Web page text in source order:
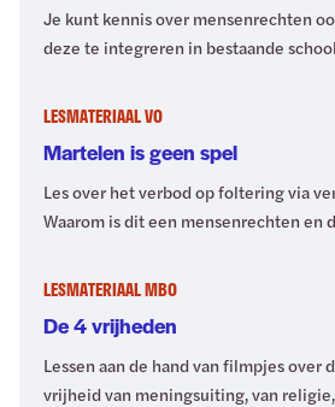
Je kunt kennis over mensenrechten
deze te integreren in bestaande
het in dit artikel.
Martelen is geen spel
LESMATERIAAL VO
Les over het verbod op foltering via
Waarom is dit een mensenrechten en
De 4 vrijheden
LESMATERIAAL MBO
Lessen aan de hand van filmpjes over
vrijheid van meningsuiting, van